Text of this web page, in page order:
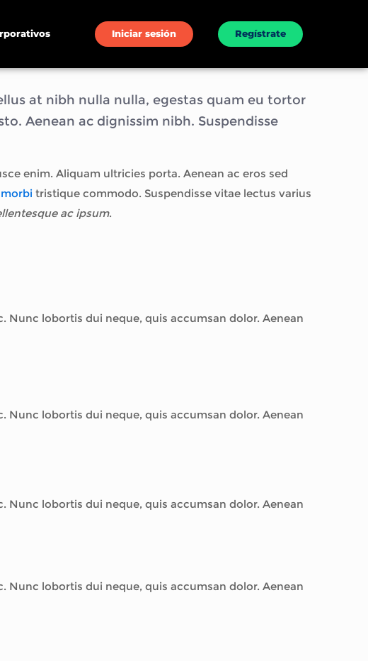
Iniciar sesión Regístrate
at nibh nulla nulla, egestas quam eu tortor
Aenean ac dignissim nibh. Suspendisse
enim. Aliquam ultricies porta. Aenean ac eros sed
tristique commodo. Suspendisse vitae lectus varius
ac ipsum.
Nunc lobortis dui neque, quis accumsan dolor. Aenean
Nunc lobortis dui neque, quis accumsan dolor. Aenean
Nunc lobortis dui neque, quis accumsan dolor. Aenean
Nunc lobortis dui neque, quis accumsan dolor. Aenean